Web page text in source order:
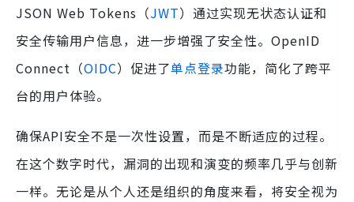
JSON Web Tokens（JWT）通过实现无状态认证和
安全传输用户信息，进一步增强了安全性。OpenID
Connect（OIDC）促进了单点登录功能，简化了跨平
台的用户体验。
确保API安全不是一次性设置，而是不断适应的过程。
在这个数字时代，漏洞的出现和演变的频率几乎与创新
一样。无论是从个人还是组织的角度来看，将安全视为